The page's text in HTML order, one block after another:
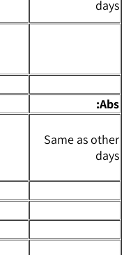
ושישי
:בטן
כמו בימים שני רביעי
ושישי